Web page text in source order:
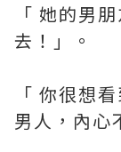
「 她的男
去！」。
「 你很想
男人，內心